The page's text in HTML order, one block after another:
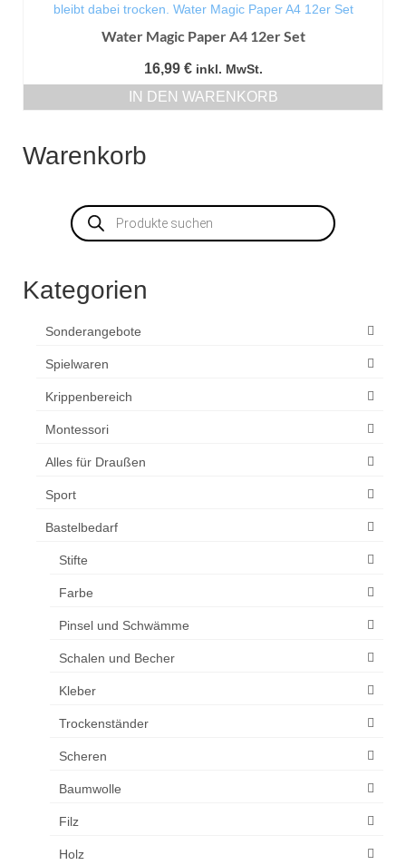
Water Magic Paper A4 12er Set
16,99 € inkl. MwSt.
IN DEN WARENKORB
Warenkorb
Products
search
Kategorien
Sonderangebote
Spielwaren
Krippenbereich
Montessori
Alles für Draußen
Sport
Bastelbedarf
Stifte
Farbe
Pinsel und Schwämme
Schalen und Becher
Kleber
Trockenständer
Scheren
Baumwolle
Filz
Holz